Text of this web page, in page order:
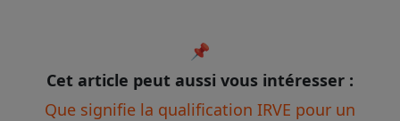
📌
Cet article peut aussi vous intéresser :
Que signifie la qualification IRVE pour un